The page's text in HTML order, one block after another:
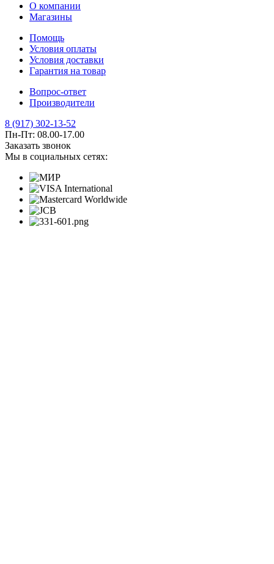
О компании
Магазины
Помощь
Условия оплаты
Условия доставки
Гарантия на товар
Вопрос-ответ
Производители
8 (917) 302-13-52
Пн-Пт: 08.00-17.00
Заказать звонок
Мы в социальных сетях: